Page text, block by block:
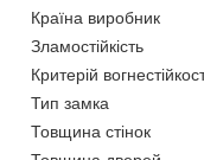
Країна виробник
Зламостійкість
Критерій
Тип замка
Товщина стінок